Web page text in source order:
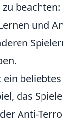
beachten:
und
ein beliebtes
das
Anti-